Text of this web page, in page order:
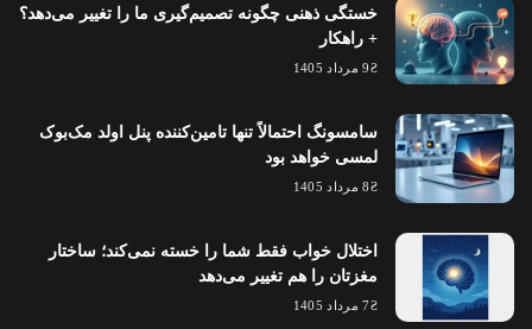
خستگی ذهنی چگونه تصمیم‌گیری ما را تغییر می‌دهد؟
+ راهکار
9 مرداد 1405
سامسونگ احتمالاً تنها تامین‌کننده پنل اولد مک‌بوک
لمسی خواهد بود
8 مرداد 1405
اختلال خواب فقط شما را خسته نمی‌کند؛ ساختار
مغزتان را هم تغییر می‌دهد
7 مرداد 1405